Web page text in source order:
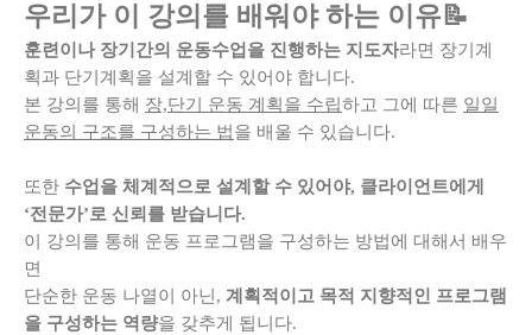
우리가 이 강의를 배워야 하는 이유📝
훈련이나 장기간의 운동수업을 진행하는 지도자라면 장기계
획과 단기계획을 설계할 수 있어야 합니다.
본 강의를 통해 장,단기 운동 계획을 수립하고 그에 따른 일일
운동의 구조를 구성하는 법을 배울 수 있습니다.
또한 수업을 체계적으로 설계할 수 있어야, 클라이언트에게
‘전문가’로 신뢰를 받습니다.
이 강의를 통해 운동 프로그램을 구성하는 방법에 대해서 배우
면
단순한 운동 나열이 아닌, 계획적이고 목적 지향적인 프로그램
을 구성하는 역량을 갖추게 됩니다.